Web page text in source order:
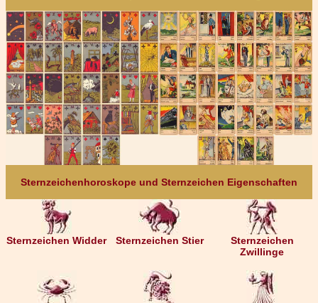
Sternzeichenhoroskope und Sternzeichen Eigenschaften
Sternzeichen Widder Sternzeichen Stier
Sternzeichen
Zwillinge